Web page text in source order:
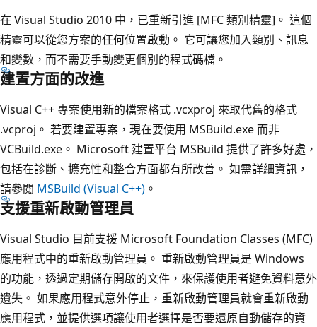
在 Visual Studio 2010 中，已重新引進 [MFC 類別精靈]。 這個
精靈可以從您方案的任何位置啟動。 它可讓您加入類別、訊息
和變數，而不需要手動變更個別的程式碼檔。
建置方面的改進
Visual C++ 專案使用新的檔案格式 .vcxproj 來取代舊的格式
.vcproj。 若要建置專案，現在要使用 MSBuild.exe 而非
VCBuild.exe。 Microsoft 建置平台 MSBuild 提供了許多好處，
包括在診斷、擴充性和整合方面都有所改善。 如需詳細資訊，
請參閱 MSBuild (Visual C++) 。
支援重新啟動管理員
Visual Studio 目前支援 Microsoft Foundation Classes (MFC)
應用程式中的重新啟動管理員。 重新啟動管理員是 Windows
的功能，透過定期儲存開啟的文件，來保護使用者避免資料意外
遺失。 如果應用程式意外停止，重新啟動管理員就會重新啟動
應用程式，並提供選項讓使用者選擇是否要還原自動儲存的資